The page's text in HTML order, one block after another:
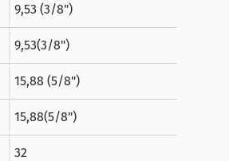
9,53 (3/8")
9,53(3/8")
15,88 (5/8")
15,88(5/8")
32